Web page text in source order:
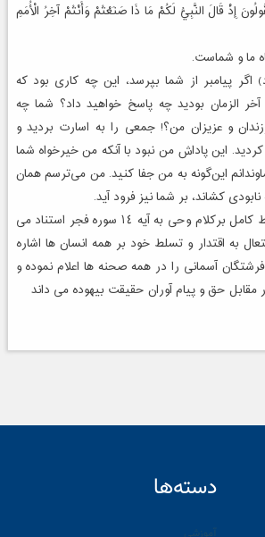
إِذْ قَالَ النَّبِيُّ لَكُمْ مَا ذَا صَنَعْتُمْ وَأَنْتُمْ آخِرُ الْأُمَمِ‏
ما و شماست.
پیامبر از شما بپرسد، این چه کاری بود که
الزمان بودید چه پاسخ خواهید داد؟ شما چه
و عزیزان من؟! جمعی را به اسارت بردید و
این پاداش من نبود با آنکه من خیرخواه شما
این‌گونه به من جفا کنید. من می‌ترسم همان
کشاند، بر شما نیز فرود آید.
باز حضرت زینب با تسلط کامل برکلام وحی به آیه ١٤ سوره فجر استناد می
به اقتدار و تسلط خود بر همه انسان ها اشاره
آسمانی را در همه صحنه ها اعلام نموده و
حق و پیام آوران حقیقت بیهوده می داند
دسته‌ها